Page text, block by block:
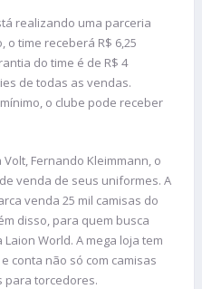
realizando uma parceria
o time receberá R$ 6,25
do time é de R$ 4
de todas as vendas.
o clube pode receber
Fernando Kleimmann, o
venda de seus uniformes. A
venda 25 mil camisas do
disso, para quem busca
World. A mega loja tem
conta não só com camisas
para torcedores.